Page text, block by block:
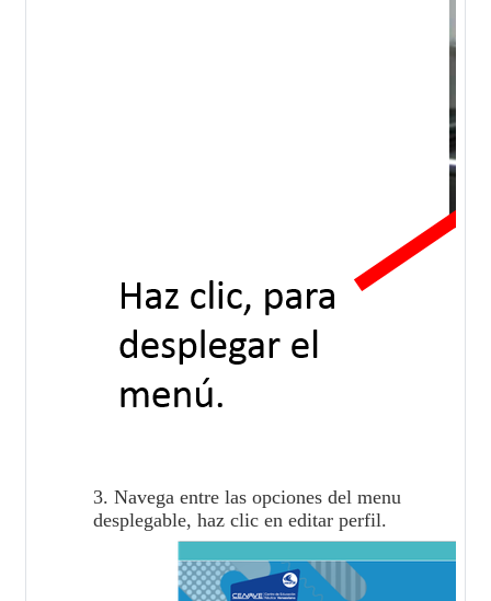
3. Navega entre las opciones del menu
desplegable, haz clic en editar perfil.